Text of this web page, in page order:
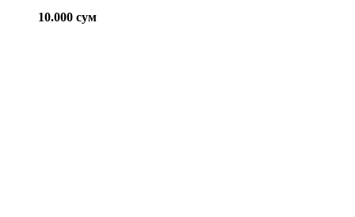
10.000 сум